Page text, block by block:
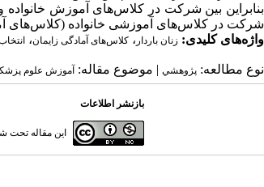
بنابراین بین شرکت در کلاس‌های آموزش خانواده
شرکت در کلاس‌های آموزشی خانواده (کلاس‌های
واژه‌های کلیدی: زنان باردار ، کلاس‌های آمادگی زایمان،
نوع مطالعه: پژوهشي | موضوع مقاله:آموزش علوم
بازنشر اطلاعات
این مقاله تحت